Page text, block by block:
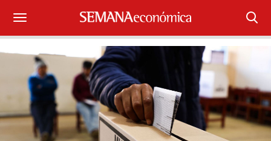
Iniciar sesión
Portada
¿Qué está pasando?